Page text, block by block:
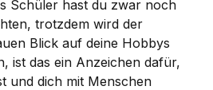
Schüler hast du zwar noch
trotzdem wird der
Blick auf deine Hobbys
ist das ein Anzeichen dafür,
und dich mit Menschen